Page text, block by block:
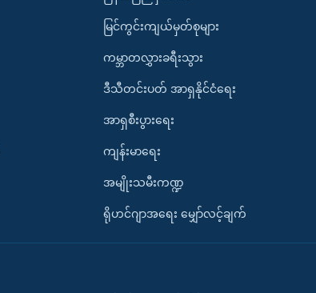
မြင်ကွင်းကျယ်မှတ်စုများ
ကမ္ဘာတလွှားခရီးသွား
ဒီသီတင်းပတ် အာရှနိုင်ငံရေး
အာရှစီးပွားရေး
ကျန်းမာရေး
အမျိုးသမီးကဏ္ဍ
ရိုဟင်ဂျာအရေး မျှော်လင့်ချက်